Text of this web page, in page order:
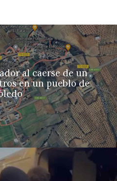
al caerse de un
en un pueblo de